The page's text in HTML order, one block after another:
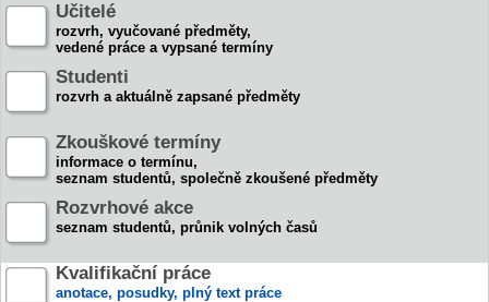
Učitelé
rozvrh, vyučované předměty,
vedené práce a vypsané termíny
Studenti
rozvrh a aktuálně zapsané předměty
Zkouškové termíny
informace o termínu,
seznam studentů, společně zkoušené předměty
Rozvrhové akce
seznam studentů, průnik volných časů
Kvalifikační práce
anotace, posudky, plný text práce